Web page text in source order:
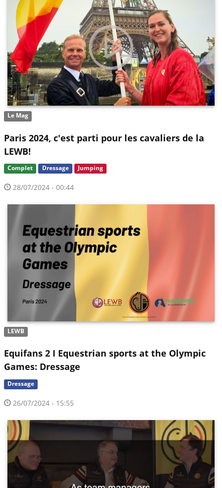
Le Mag
Paris 2024, c'est parti pour les cavaliers de la
LEWB!
Complet Dressage Jumping
28/07/2024 - 00:44
LEWB
Equifans 2 I Equestrian sports at the Olympic
Games: Dressage
Dressage
26/07/2024 - 15:55